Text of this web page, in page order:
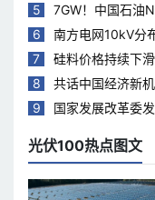
5
7GW！中国石油
6
南方电网10kV分
7
硅料价格持续下
8
共话中国经济新
热度持续升温
9
国家发展改革委
光伏100热点图文